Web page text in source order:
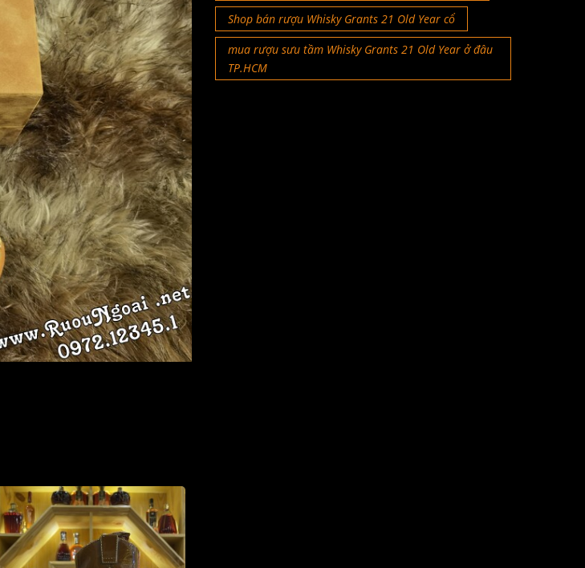
Shop bán rượu Whisky Grants 21 Old Year cổ
mua rượu sưu tầm Whisky Grants 21 Old Year ở đâu
TP.HCM